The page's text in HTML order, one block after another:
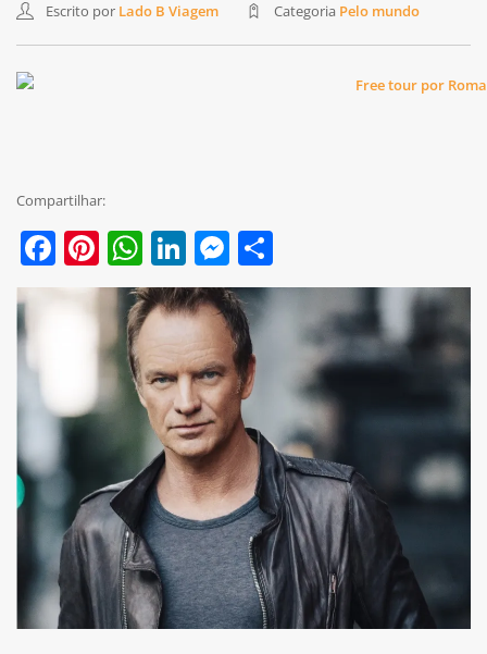
Escrito por Lado B Viagem Categoria Pelo mundo
Compartilhar:
Facebook
Pinterest
WhatsApp
LinkedIn
Messenger